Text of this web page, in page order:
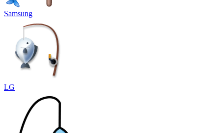
Samsung
LG